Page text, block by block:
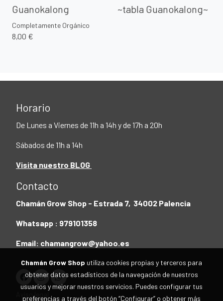
Guanokalong
Completamente Orgánico
8,00 €
~tabla Guanokalong~
Horario
De Lunes a Viernes de 11h a 14h y de 17h a 20h
Sábados de 11h a 14h
Visita nuestro BLOG
Contacto
Chamán Grow Shop - Estrada 7, 34002 Palencia
Whatsapp : 979101358
Email: chamangrow@yahoo.es
Aviso legal
Chamán Grow Shop utiliza cookies propias y terceros para
obtener datos estadísticos de la navegación de nuestros
usuarios y mejorar nuestros servicios. Puedes configurar tus
preferencias a través del botón “Configurar” o obtener más